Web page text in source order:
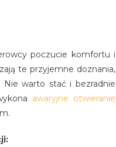
poczucie komfortu i
te przyjemne doznania,
warto stać i bezradnie
awaryjne otwieranie